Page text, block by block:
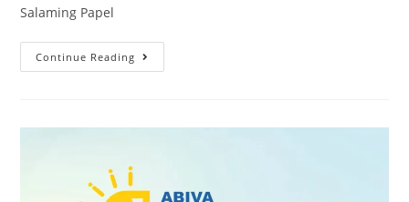
Salaming Papel
Continue Reading